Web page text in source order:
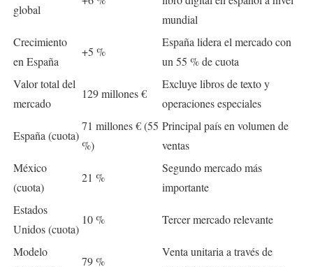
global
mundial
Crecimiento
en España
+5 %
España lidera el mercado con
un 55 % de cuota
Valor total del
mercado
129 millones €
Excluye libros de texto y
operaciones especiales
España (cuota)
71 millones € (55
%)
Principal país en volumen de
ventas
México
(cuota)
21 %
Segundo mercado más
importante
Estados
Unidos (cuota)
10 % Tercer mercado relevante
Modelo
79 %
Venta unitaria a través de